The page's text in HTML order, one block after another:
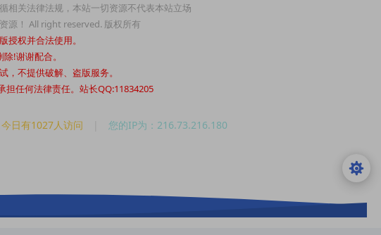
相关法律法规，本站一切资源不代表本站立场
源！ All right reserved. 版权所有
权并合法使用。
!谢谢配合。
不提供破解、盗版服务。
任何法律责任。站长QQ:11834205
今日有1027人访问 您的IP为：216.73.216.180